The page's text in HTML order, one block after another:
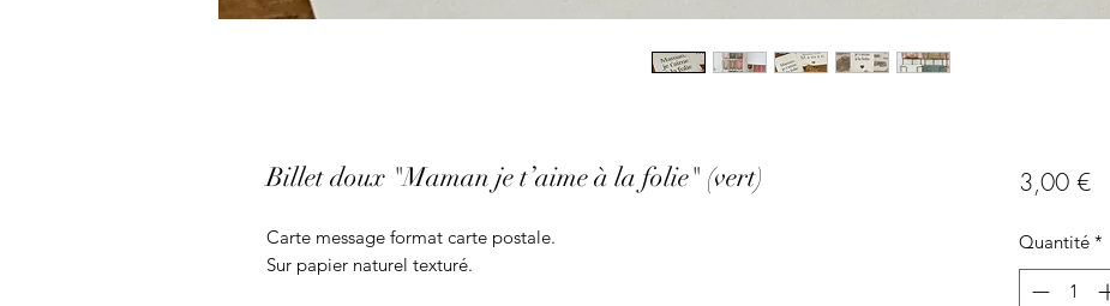
Billet doux "Maman je t’aime à la folie" (vert)
Carte message format carte postale.
Sur papier naturel texturé.
3,00 €Prix
Quantité *